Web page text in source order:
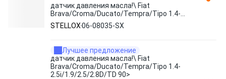
датчик давления масла!\ Fiat
Brava/Croma/Ducato/Tempra/Tipo 1.4-
2.5i/1.9/2.5/2.8D/TD 90> 06-08035-SX
STELLOX
STELLOX06-08035-SX
Лучшее предложение
датчик давления масла!\ Fiat
Brava/Croma/Ducato/Tempra/Tipo 1.4-
2.5i/1.9/2.5/2.8D/TD 90>